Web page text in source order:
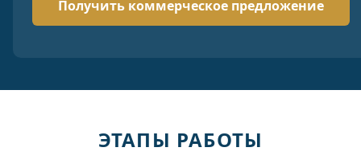
ЭТАПЫ РАБОТЫ